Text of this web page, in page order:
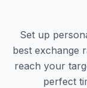
Set up
best exchange
reach your
perfect